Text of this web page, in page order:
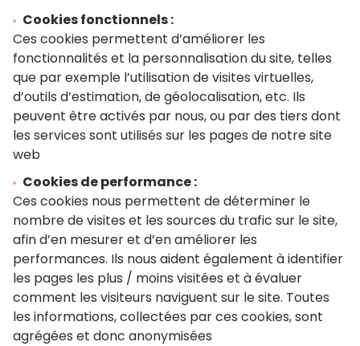
Cookies fonctionnels :
Ces cookies permettent d’améliorer les
fonctionnalités et la personnalisation du site, telles
que par exemple l’utilisation de visites virtuelles,
d’outils d’estimation, de géolocalisation, etc. Ils
peuvent être activés par nous, ou par des tiers dont
les services sont utilisés sur les pages de notre site
web
Cookies de performance :
Ces cookies nous permettent de déterminer le
nombre de visites et les sources du trafic sur le site,
afin d’en mesurer et d’en améliorer les
performances. Ils nous aident également à identifier
les pages les plus / moins visitées et à évaluer
comment les visiteurs naviguent sur le site. Toutes
les informations, collectées par ces cookies, sont
agrégées et donc anonymisées